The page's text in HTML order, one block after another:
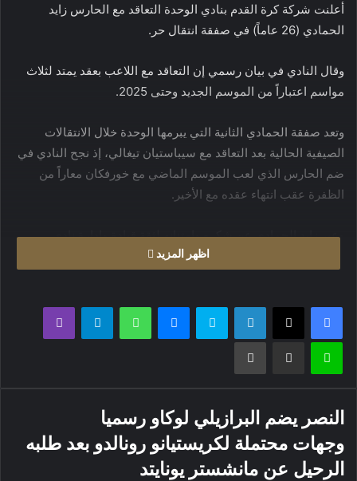
أعلنت شركة كرة القدم بنادي الوحدة التعاقد مع الحارس زايد
الحمادي (26 عاماً) في صفقة انتقال حر.
وقال النادي في بيان رسمي إن التعاقد مع اللاعب بعقد يمتد لثلاث
مواسم اعتباراً من الموسم الجديد وحتى 2025.
وتعد صفقة الحمادي الثانية التي يبرمها الوحدة خلال الانتقالات
الصيفية الحالية بعد التعاقد مع سيباستيان تيغالي، إذ نجح النادي في
ضم الحارس الذي لعب الموسم الماضي مع خورفكان معاراً من
الظفرة عقب انتهاء عقده مع الأخير.
وعبر زايد الحمادي عن شكره وامتنانه لثقة قيادة وإدارة نادي
الوحدة، مؤكداً رغبته وعزمه على تلبية طموحات النادي وجماهيره.
اظهر المزيد
فيسبوك X لينكدإن سكايب ماسنجر واتساب تيلقرام ڤايبر
لاين مشاركة عبر البريد طباعة
النصر يضم البرازيلي لوكاو رسميا
وجهات محتملة لكريستيانو رونالدو بعد طلبه
الرحيل عن مانشستر يونايتد